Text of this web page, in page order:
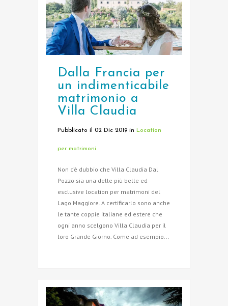
Dalla Francia per
un indimenticabile
matrimonio a
Villa Claudia
Pubblicato il 02 Dic 2019 in Location
per matrimoni
Non c’è dubbio che Villa Claudia Dal
Pozzo sia una delle più belle ed
esclusive location per matrimoni del
Lago Maggiore. A certificarlo sono anche
le tante coppie italiane ed estere che
ogni anno scelgono Villa Claudia per il
loro Grande Giorno. Come ad esempio...